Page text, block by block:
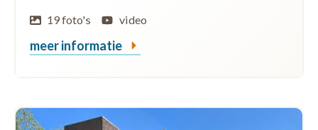
19 foto's
video
meer informatie